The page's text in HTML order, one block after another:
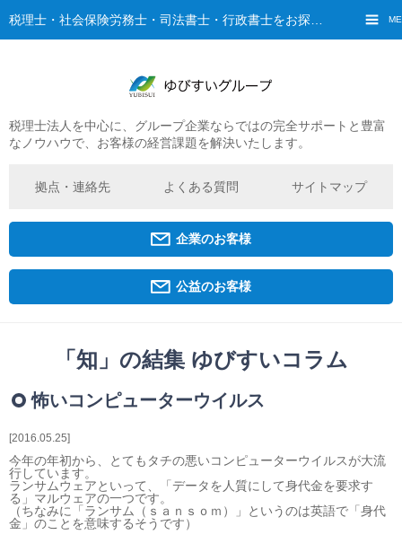
税理士法人を中心に、グループ企業ならではの完全サポートと豊富
なノウハウで、お客様の経営課題を解決いたします。
拠点・連絡先 よくある質問 サイトマップ
企業のお客様
公益のお客様
ご挨拶
グループ概要
ゆびすいのあゆみ
京都オフィス
相続・贈与・事業承継をお考えの方
医業経営者の方
寺院などの宗教法人経営者の方
認定こども園経営者の方
幼稚園・学校法人経営者の方
保育園経営者の方
「知」の結集 ゆびすいコラム
2016.05.25
怖いコンピューターウイルス
今年の年初から、とてもタチの悪いコンピューターウイルスが大流
行しています。
ランサムウェアといって、「データを人質にして身代金を要求す
る」マルウェアの一つです。
（ちなみに「ランサム（ｓａｎｓｏｍ）」というのは英語で「身代
金」のことを意味するそうです）